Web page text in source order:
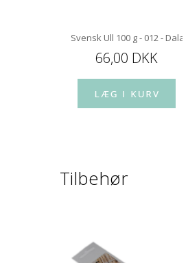
Svensk Ull 100 g - 012 - Dala
66,00 DKK
Tilbehør